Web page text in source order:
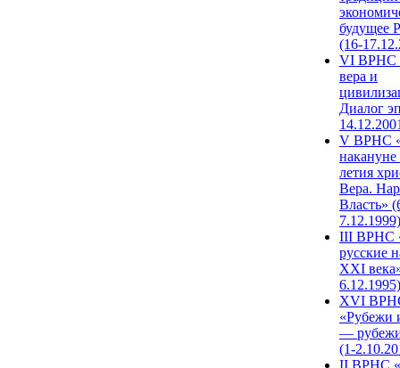
будущее
(16-
VI ВРНС
вера и
Диалог
V ВРНС
накануне
летия
Вера.
Власть»
7.12.1999)
III ВРНС
русские
XXI
6.12.1995)
XVI
«Рубежи
—
(1-
II ВРНС